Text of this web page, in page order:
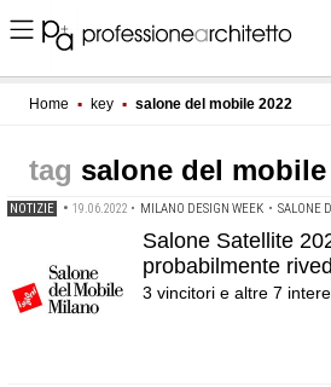
Home ▪ key ▪ salone del mobile 2022
salone del mobile
NOTIZIE • 19.06.2022 • MILANO DESIGN WEEK • SALONE
Salone Satellite
probabilmente
3 vincitori e altre 7